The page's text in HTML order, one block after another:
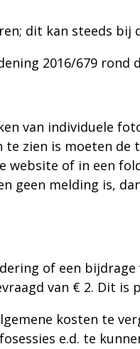
dit kan steeds
2016/679
van individuele
te zien is moeten
website of in een
geen melding is,
of een
van € 2. Dit is
kosten te
e.d. te